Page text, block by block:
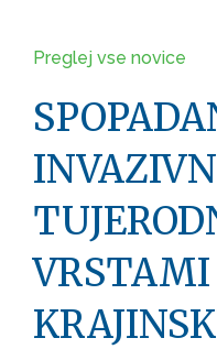
Preglej vse novice
VRSTAMI